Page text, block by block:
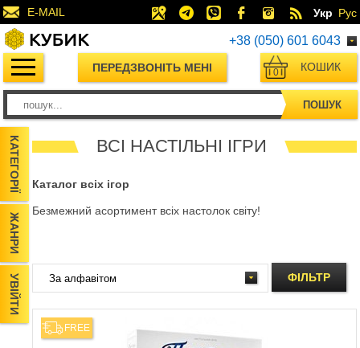
E-MAIL Укр Рус
+38 (050) 601 6043
ПЕРЕДЗВОНІТЬ МЕНІ КОШИК
0
ПОШУК
КАТЕГОРІЇ
ЖАНРИ
УВІЙТИ
ВСІ НАСТІЛЬНІ ІГРИ
Каталог всіх ігор
Безмежний асортимент всіх настолок світу!
ФІЛЬТР
FREE